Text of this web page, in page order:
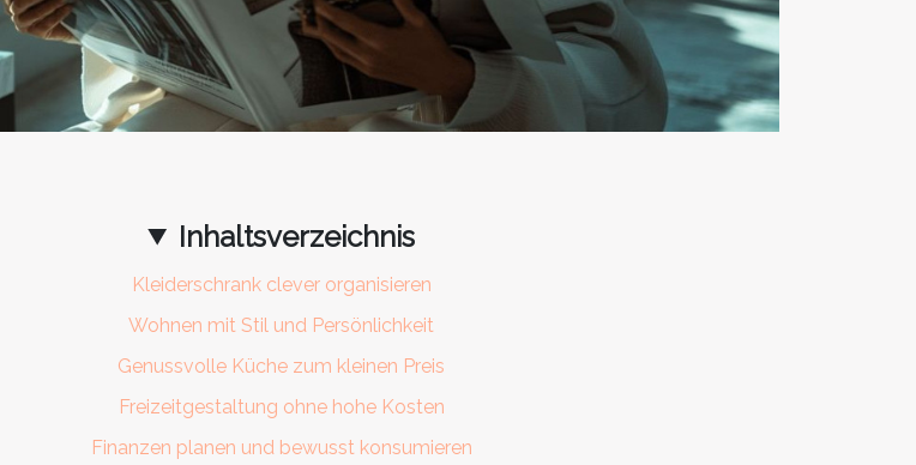
Inhaltsverzeichnis
Kleiderschrank clever organisieren
Wohnen mit Stil und Persönlichkeit
Genussvolle Küche zum kleinen Preis
Freizeitgestaltung ohne hohe Kosten
Finanzen planen und bewusst konsumieren